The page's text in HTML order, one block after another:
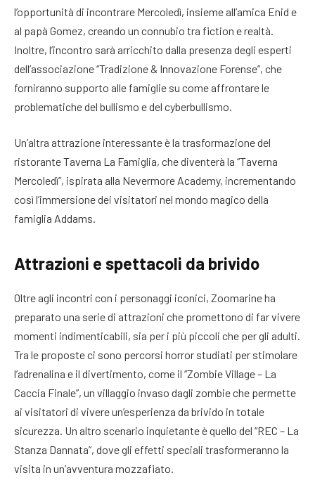
l’opportunità di incontrare Mercoledì, insieme all’amica Enid e
al papà Gomez, creando un connubio tra fiction e realtà.
Inoltre, l’incontro sarà arricchito dalla presenza degli esperti
dell’associazione “Tradizione & Innovazione Forense”, che
forniranno supporto alle famiglie su come affrontare le
problematiche del bullismo e del cyberbullismo.
Un’altra attrazione interessante è la trasformazione del
ristorante Taverna La Famiglia, che diventerà la “Taverna
Mercoledì”, ispirata alla Nevermore Academy, incrementando
così l’immersione dei visitatori nel mondo magico della
famiglia Addams.
Attrazioni e spettacoli da brivido
Oltre agli incontri con i personaggi iconici, Zoomarine ha
preparato una serie di attrazioni che promettono di far vivere
momenti indimenticabili, sia per i più piccoli che per gli adulti.
Tra le proposte ci sono percorsi horror studiati per stimolare
l’adrenalina e il divertimento, come il “Zombie Village – La
Caccia Finale”, un villaggio invaso dagli zombie che permette
ai visitatori di vivere un’esperienza da brivido in totale
sicurezza. Un altro scenario inquietante è quello del “REC – La
Stanza Dannata”, dove gli effetti speciali trasformeranno la
visita in un’avventura mozzafiato.